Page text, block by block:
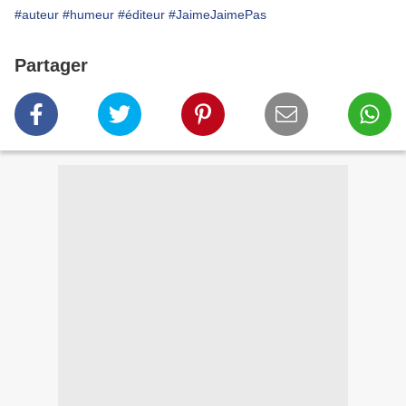
#auteur #humeur #éditeur #JaimeJaimePas
Partager